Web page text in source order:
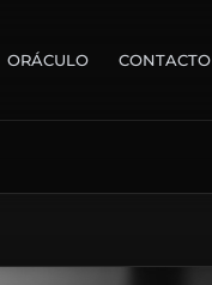
ORÁCULO CONTACTO